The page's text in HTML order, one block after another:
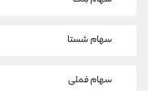
سهام شستا
سهام فملی